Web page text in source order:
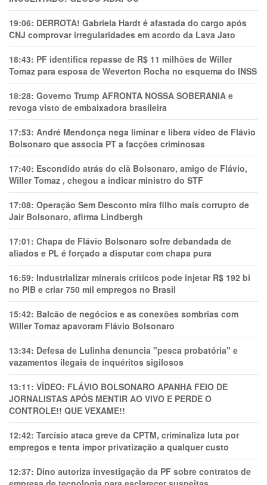
19:06: DERROTA! Gabriela Hardt é afastada do cargo após
CNJ comprovar irregularidades em acordo da Lava Jato
18:43: PF identifica repasse de R$ 11 milhões de Willer
Tomaz para esposa de Weverton Rocha no esquema do INSS
18:28: Governo Trump AFRONTA NOSSA SOBERANIA e
revoga visto de embaixadora brasileira
17:53: André Mendonça nega liminar e libera vídeo de Flávio
Bolsonaro que associa PT a facções criminosas
17:40: Escondido atrás do clã Bolsonaro, amigo de Flávio,
Willer Tomaz , chegou a indicar ministro do STF
17:08: Operação Sem Desconto mira filho mais corrupto de
Jair Bolsonaro, afirma Lindbergh
17:01: Chapa de Flávio Bolsonaro sofre debandada de
aliados e PL é forçado a disputar com chapa pura
16:59: Industrializar minerais críticos pode injetar R$ 192 bi
no PIB e criar 750 mil empregos no Brasil
15:42: Balcão de negócios e as conexões sombrias com
Willer Tomaz apavoram Flávio Bolsonaro
13:34: Defesa de Lulinha denuncia "pesca probatória" e
vazamentos ilegais de inquéritos sigilosos
13:11: VÍDEO: FLÁVIO BOLSONARO APANHA FEIO DE
JORNALISTAS APÓS MENTIR AO VIVO E PERDE O
CONTROLE!! QUE VEXAME!!
12:42: Tarcísio ataca greve da CPTM, criminaliza luta por
empregos e tenta impor privatização a qualquer custo
12:37: Dino autoriza investigação da PF sobre contratos de